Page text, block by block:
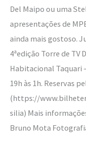
Del Maipo ou uma
apresentações de
ainda mais gostoso.
4ªedição Torre de TV
Habitacional Taquari
19h às 1h. Reservas
(https://
silia) Mais
Bruno Mota